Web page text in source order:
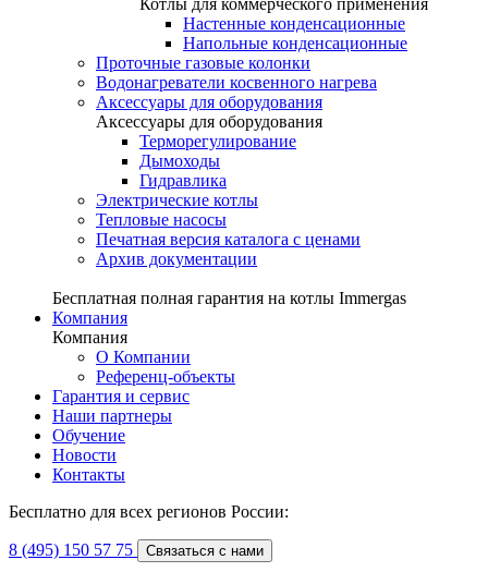
Котлы для коммерческого применения
Настенные конденсационные
Напольные конденсационные
Проточные газовые колонки
Водонагреватели косвенного нагрева
Аксессуары для оборудования
Аксессуары для оборудования
Терморегулирование
Дымоходы
Гидравлика
Электрические котлы
Тепловые насосы
Печатная версия каталога с ценами
Архив документации
Бесплатная полная гарантия на котлы Immergas
Компания
Компания
О Компании
Референц-объекты
Гарантия и сервис
Наши партнеры
Обучение
Новости
Контакты
Бесплатно для всех регионов России:
8 (495) 150 57 75 Связаться с нами